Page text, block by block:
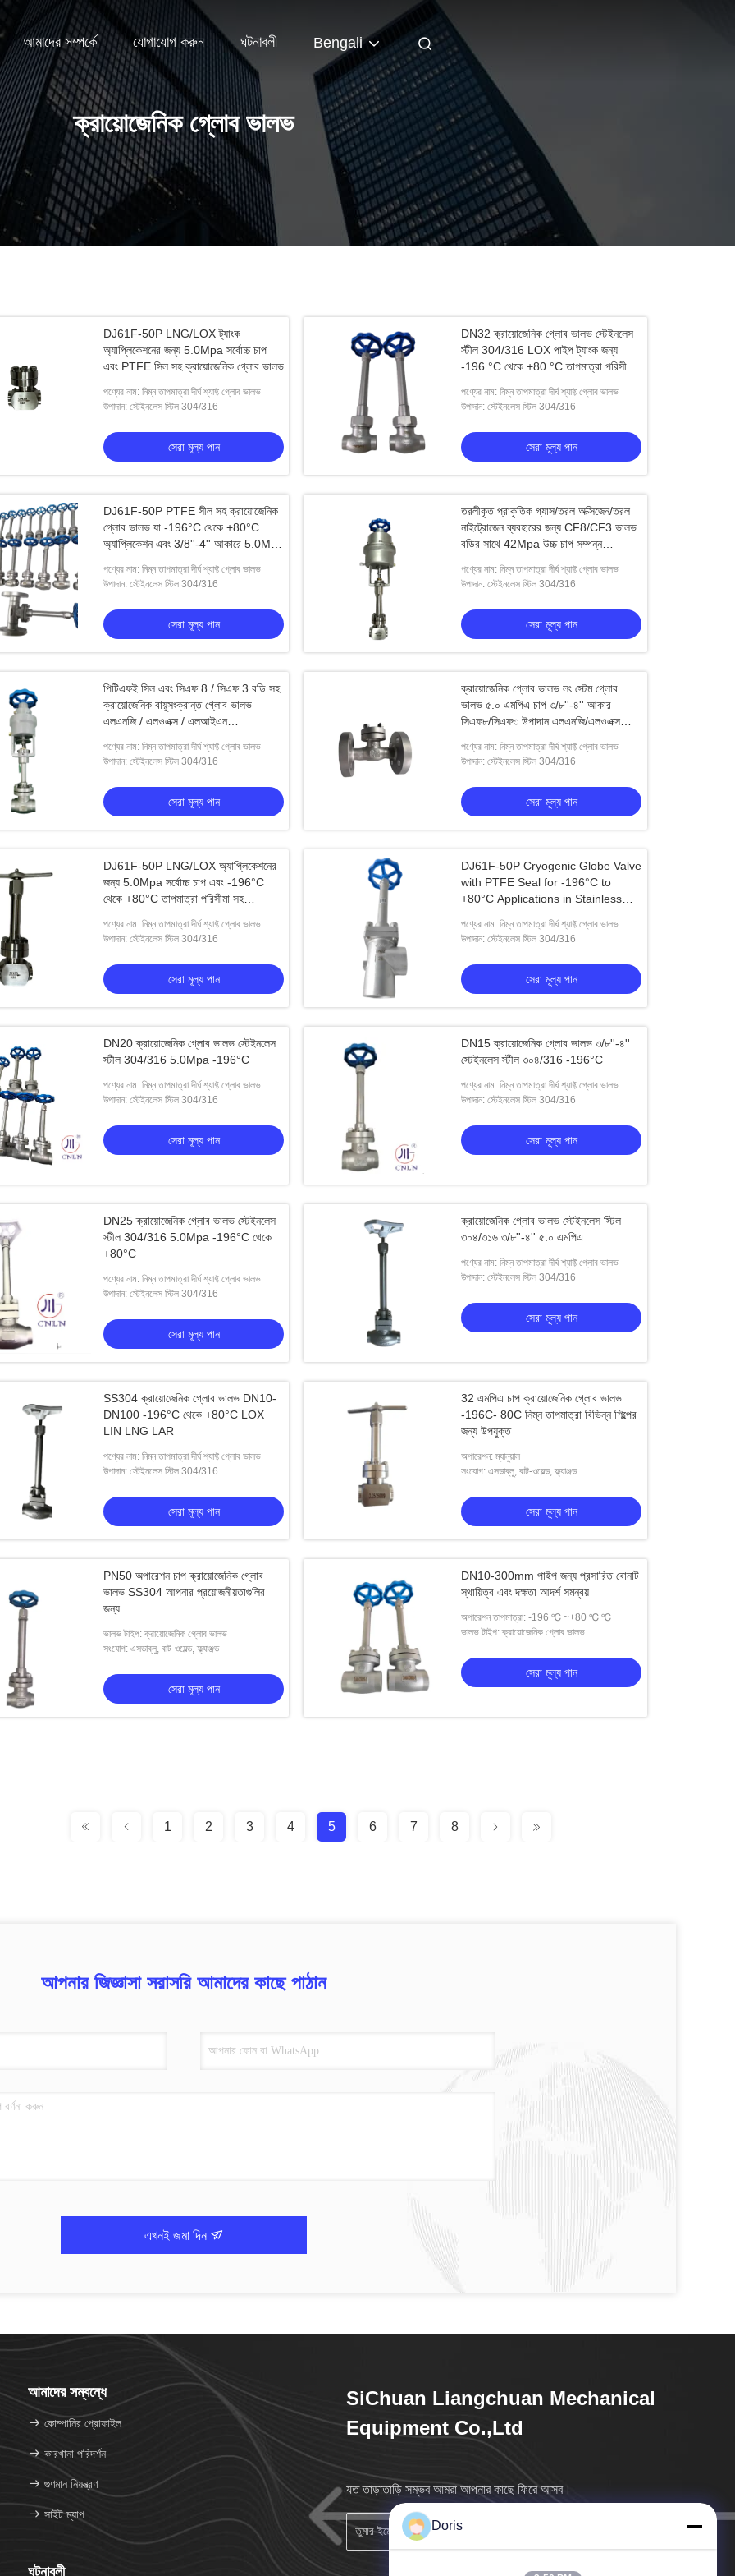
আমাদের সম্পর্কে যোগাযোগ করুন ঘটনাবলী Bengali
ক্রায়োজেনিক গ্লোব ভালভ
-40 পি এর মাধ্যমে হ্যান্ডুইল
ভালভ এসএস
মূল্য পান
সংক্ষিপ্ত স্টেম ক্রিও ভালভ স্টেইনলেস স্টিল,
লং স্টেম ক্রায়োজেনিক গ্লোব ভালভ
সেরা মূল্য পান
DJ61F-50P LNG/LOX ট্যাংক
অ্যাপ্লিকেশনের জন্য 5.0Mpa সর্বোচ্চ চাপ
এবং PTFE সিল সহ ক্রায়োজেনিক গ্লোব ভালভ
পণ্যের নাম: নিম্ন তাপমাত্রা দীর্ঘ শ্যাফ্ট গ্লোব ভালভ
উপাদান: স্টেইনলেস স্টিল 304/316
সেরা মূল্য পান
DN32 ক্রায়োজেনিক গ্লোব ভালভ স্টেইনলেস
স্টীল 304/316 LOX পাইপ ট্যাংক জন্য
-196 °C থেকে +80 °C তাপমাত্রা পরিসীমা
পণ্যের নাম: নিম্ন তাপমাত্রা দীর্ঘ শ্যাফ্ট গ্লোব ভালভ
উপাদান: স্টেইনলেস স্টিল 304/316
সেরা মূল্য পান
DJ61F-50P PTFE সীল সহ ক্রায়োজেনিক
গ্লোব ভালভ যা -196°C থেকে +80°C
অ্যাপ্লিকেশন এবং 3/8''-4'' আকারে 5.0Mpa
পণ্যের নাম: নিম্ন তাপমাত্রা দীর্ঘ শ্যাফ্ট গ্লোব ভালভ
উপাদান: স্টেইনলেস স্টিল 304/316
সেরা মূল্য পান
তরলীকৃত প্রাকৃতিক গ্যাস/তরল অক্সিজেন/তরল
নাইট্রোজেন ব্যবহারের জন্য CF8/CF3 ভালভ
বডির সাথে 42Mpa উচ্চ চাপ সম্পন্ন
-196 থেকে +80°C
পণ্যের নাম: নিম্ন তাপমাত্রা দীর্ঘ শ্যাফ্ট গ্লোব ভালভ
উপাদান: স্টেইনলেস স্টিল 304/316
সেরা মূল্য পান
পিটিএফই সিল এবং সিএফ 8 / সিএফ 3 বডি সহ
ক্রায়োজেনিক বায়ুসংক্রান্ত গ্লোব ভালভ
এলএনজি / এলওএক্স / এলআইএন
জন্য
পণ্যের নাম: নিম্ন তাপমাত্রা দীর্ঘ শ্যাফ্ট গ্লোব ভালভ
উপাদান: স্টেইনলেস স্টিল 304/316
সেরা মূল্য পান
ক্রায়োজেনিক গ্লোব ভালভ লং স্টেম গ্লোব
ভালভ ৫.০ এমপিএ চাপ ৩/৮''-৪'' আকার
সিএফ৮/সিএফ৩ উপাদান এলএনজি/এলওএক্স
পণ্যের নাম: নিম্ন তাপমাত্রা দীর্ঘ শ্যাফ্ট গ্লোব ভালভ
উপাদান: স্টেইনলেস স্টিল 304/316
সেরা মূল্য পান
DJ61F-50P LNG/LOX অ্যাপ্লিকেশনের
জন্য 5.0Mpa সর্বোচ্চ চাপ এবং -196°C
থেকে +80°C তাপমাত্রা পরিসীমা সহ
পণ্যের নাম: নিম্ন তাপমাত্রা দীর্ঘ শ্যাফ্ট গ্লোব ভালভ
উপাদান: স্টেইনলেস স্টিল 304/316
সেরা মূল্য পান
DJ61F-50P Cryogenic Globe Valve
with PTFE Seal for -196°C to
+80°C Applications in Stainless
পণ্যের নাম: নিম্ন তাপমাত্রা দীর্ঘ শ্যাফ্ট গ্লোব ভালভ
উপাদান: স্টেইনলেস স্টিল 304/316
সেরা মূল্য পান
DN20 ক্রায়োজেনিক গ্লোব ভালভ স্টেইনলেস
স্টীল 304/316 5.0Mpa -196°C
পণ্যের নাম: নিম্ন তাপমাত্রা দীর্ঘ শ্যাফ্ট গ্লোব ভালভ
উপাদান: স্টেইনলেস স্টিল 304/316
সেরা মূল্য পান
DN15 ক্রায়োজেনিক গ্লোব ভালভ ৩/৮''-৪''
স্টেইনলেস স্টীল ৩০৪/316 -196°C
পণ্যের নাম: নিম্ন তাপমাত্রা দীর্ঘ শ্যাফ্ট গ্লোব ভালভ
উপাদান: স্টেইনলেস স্টিল 304/316
সেরা মূল্য পান
DN25 ক্রায়োজেনিক গ্লোব ভালভ স্টেইনলেস
স্টীল 304/316 5.0Mpa -196°C থেকে
+80°C
পণ্যের নাম: নিম্ন তাপমাত্রা দীর্ঘ শ্যাফ্ট গ্লোব ভালভ
উপাদান: স্টেইনলেস স্টিল 304/316
সেরা মূল্য পান
ক্রায়োজেনিক গ্লোব ভালভ স্টেইনলেস স্টিল
৩০৪/৩১৬ ৩/৮''-৪'' ৫.০ এমপিএ
পণ্যের নাম: নিম্ন তাপমাত্রা দীর্ঘ শ্যাফ্ট গ্লোব ভালভ
উপাদান: স্টেইনলেস স্টিল 304/316
সেরা মূল্য পান
SS304 ক্রায়োজেনিক গ্লোব ভালভ DN10-
DN100 -196°C থেকে +80°C LOX
LIN LNG LAR
পণ্যের নাম: নিম্ন তাপমাত্রা দীর্ঘ শ্যাফ্ট গ্লোব ভালভ
উপাদান: স্টেইনলেস স্টিল 304/316
সেরা মূল্য পান
32 এমপিএ চাপ ক্রায়োজেনিক গ্লোব ভালভ
-196C- 80C নিম্ন তাপমাত্রা বিভিন্ন শিল্পের
জন্য উপযুক্ত
অপারেশন: ম্যানুয়াল
সংযোগ: এসডাব্লু, বাট-ওয়েল্ড, ফ্ল্যাঞ্জড
সেরা মূল্য পান
PN50 অপারেশন চাপ ক্রায়োজেনিক গ্লোব
ভালভ SS304 আপনার প্রয়োজনীয়তাগুলির
জন্য
ভালভ টাইপ: ক্রায়োজেনিক গ্লোব ভালভ
সংযোগ: এসডাব্লু, বাট-ওয়েল্ড, ফ্ল্যাঞ্জড
সেরা মূল্য পান
DN10-300mm পাইপ জন্য প্রসারিত বোনাট
স্থায়িত্ব এবং দক্ষতা আদর্শ সমন্বয়
অপারেশন তাপমাত্রা: -196 ℃ ~+80 ℃ ℃
ভালভ টাইপ: ক্রায়োজেনিক গ্লোব ভালভ
সেরা মূল্য পান
1 2 3 4 5 6 7 8
আপনার জিজ্ঞাসা সরাসরি আমাদের কাছে পাঠান
এখনই জমা দিন
আমাদের সম্বন্ধে
কোম্পানির প্রোফাইল
কারখানা পরিদর্শন
গুণমান নিয়ন্ত্রণ
সাইট ম্যাপ
ঘটনাবলী
SiChuan Liangchuan Mechanical
Equipment Co.,Ltd
যত তাড়াতাড়ি সম্ভব আমরা আপনার কাছে ফিরে আসব।
Doris